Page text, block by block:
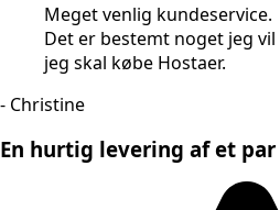
Meget venlig kundeservice.
Det er bestemt noget jeg
jeg skal købe Hostaer.
- Christine
En hurtig levering af et